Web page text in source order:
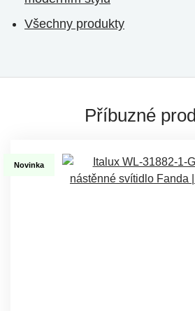
Všechny produkty
Příbuzné
Novinka